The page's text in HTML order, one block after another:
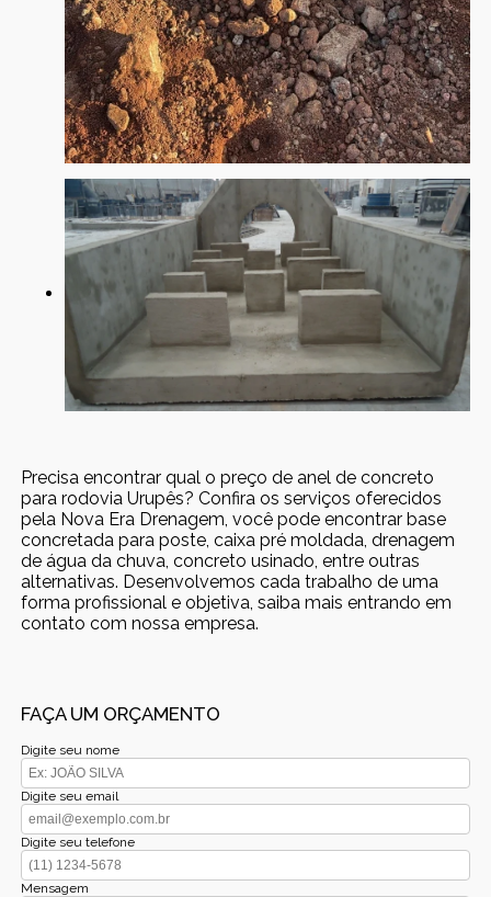
Precisa encontrar qual o preço de anel de concreto
para rodovia Urupês? Confira os serviços oferecidos
pela Nova Era Drenagem, você pode encontrar base
concretada para poste, caixa pré moldada, drenagem
de água da chuva, concreto usinado, entre outras
alternativas. Desenvolvemos cada trabalho de uma
forma profissional e objetiva, saiba mais entrando em
contato com nossa empresa.
FAÇA UM ORÇAMENTO
Digite seu nome
Digite seu email
Digite seu telefone
Mensagem